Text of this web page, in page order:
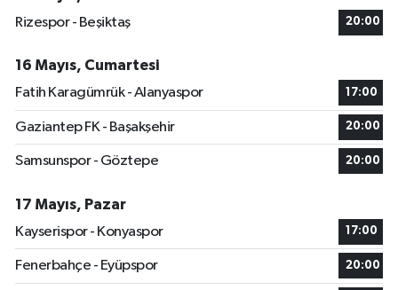
Rizespor - Beşiktaş
20:00
16 Mayıs, Cumartesi
Fatih Karagümrük - Alanyaspor
17:00
Gaziantep FK - Başakşehir 20:00
Samsunspor - Göztepe 20:00
17 Mayıs, Pazar
Kayserispor - Konyaspor
17:00
Fenerbahçe - Eyüpspor 20:00